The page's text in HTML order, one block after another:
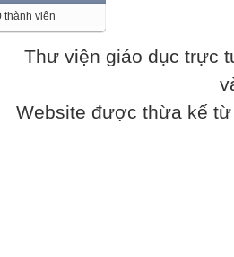
thành viên
Thư viện giáo dục trực
Website được thừa kế